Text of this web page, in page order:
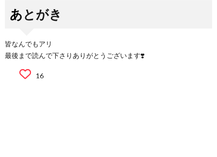
あとがき
皆なんでもアリ
最後まで読んで下さりありがとうございます❣️
16